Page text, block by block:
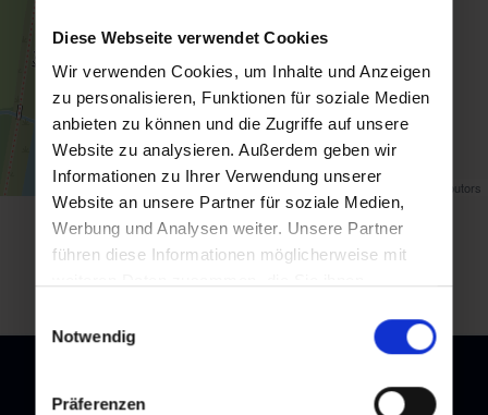
Diese Webseite verwendet Cookies
Wir verwenden Cookies, um Inhalte und Anzeigen
zu personalisieren, Funktionen für soziale Medien
anbieten zu können und die Zugriffe auf unsere
Website zu analysieren. Außerdem geben wir
Informationen zu Ihrer Verwendung unserer
Website an unsere Partner für soziale Medien,
Werbung und Analysen weiter. Unsere Partner
führen diese Informationen möglicherweise mit
Nutzung der Dienste gesammelt haben.
Notwendig
Präferenzen
Map data ©OpenStreetMap contributors
Zurück zur Übersicht